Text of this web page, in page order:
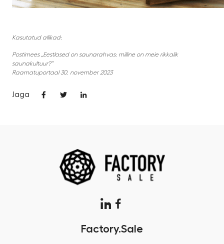
Kasutatud allikad:
Postimees „Eestlased on saunarahvas: milline on meie rikkalik
saunakultuur?“
Raamatuportaal 30. november 2023
Jaga
Factory.Sale